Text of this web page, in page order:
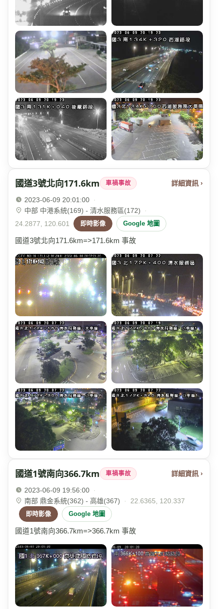
國道3號北向171.6km 車禍事故 詳細資訊 ›
2023-06-09 20:01:00
·
中部 中港系統(169) - 清水服務區(172)
·
24.2877, 120.601
即時影像 Google 地圖
國道3號北向171.6km=>171.6km 事故
國道1號南向366.7km 車禍事故 詳細資訊 ›
2023-06-09 19:56:00
·
南部 鼎金系統(362) - 高雄(367)
· 22.6365, 120.337
即時影像 Google 地圖
國道1號南向366.7km=>366.7km 事故